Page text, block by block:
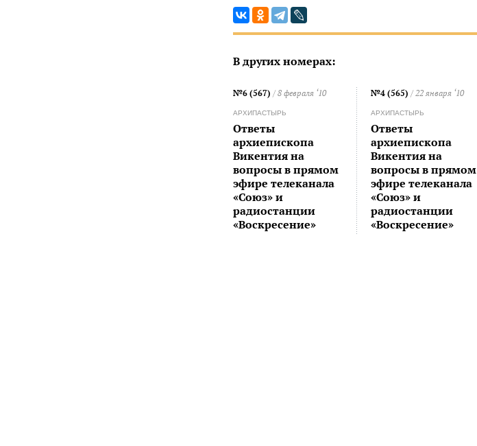
В других номерах:
№6 (567) / 8 февраля ‘10
АРХИПАСТЫРЬ
Ответы
архиепископа
Викентия на
вопросы в прямом
эфире телеканала
«Союз» и
радиостанции
«Воскресение»
№4 (565) / 22 января ‘10
АРХИПАСТЫРЬ
Ответы
архиепископа
Викентия на
вопросы в прямом
эфире телеканала
«Cоюз» и
радиостанции
«Воскресение»